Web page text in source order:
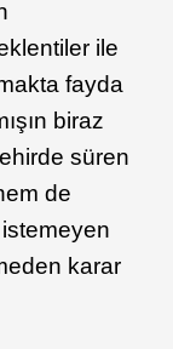
ile
fayda
biraz
süren
de
karar